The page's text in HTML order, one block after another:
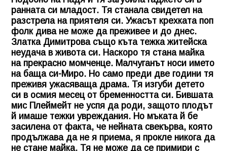
ранната си младост. Тя станала свидетел на
разстрела на приятеля си. Ужасът крехката поп
фолк дива не може да преживее и до днес.
Златка Димитрова също къта тежка житейска
неудача в живота си. Наскоро тя стана майка
на прекрасно момченце. Малчуганът носи името
на баща си-Миро. Но само преди две години тя
преживя ужасяваща драма. Тя изгуби детето
си в осмия месец от бременността си. Бившата
мис Плеймейт не успя да роди, защото плодът
й имаше тежки увреждания. Но мъката й бе
засилена от факта, че нейната свекърва, която
продължава да не я приема, я прокле никога да
не стане майка. Тя не може да се примири с